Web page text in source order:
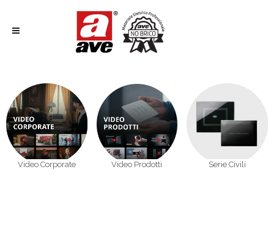
Video Corporate Video Prodotti Serie Civili